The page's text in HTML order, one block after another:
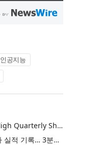
인공지능
L&F Achieves Record-High Quarterly Shipments, Begins LFP Supply for North American ESS in Q3 Advancing its Two-Track NCM and LFP Growth Strategy
엘앤에프, 분기 최대 출하 실적 기록… 3분기 북미 ESS향 LFP 공급 착수 NCM+LFP ‘2-Track’ 성장 전략 실현